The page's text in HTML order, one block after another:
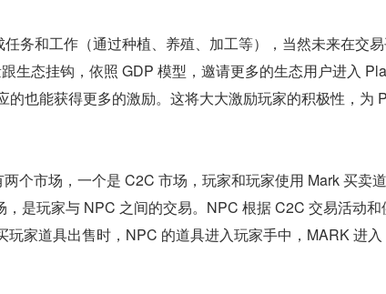
务和工作（通过种植、养殖、加工等），当然未来在交
生态挂钩，依照 GDP 模型，邀请更多的生态用户进入
的也能获得更多的激励。这将大大激励玩家的积极性，为
个市场，一个是 C2C 市场，玩家和玩家使用 Mark 买卖
是玩家与 NPC 之间的交易。NPC 根据 C2C 交易活动和
玩家道具出售时，NPC 的道具进入玩家手中，MARK 进